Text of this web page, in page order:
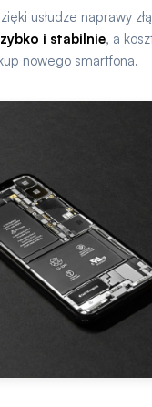
usłudze naprawy
i stabilnie, a
nowego smartfona.